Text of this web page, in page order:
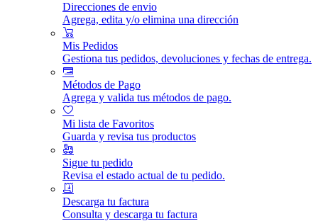
Direcciones de envio
Agrega, edita y/o elimina una dirección
Mis Pedidos
Gestiona tus pedidos, devoluciones y fechas de entrega.
Métodos de Pago
Agrega y valida tus métodos de pago.
Mi lista de Favoritos
Guarda y revisa tus productos
Sigue tu pedido
Revisa el estado actual de tu pedido.
Descarga tu factura
Consulta y descarga tu factura